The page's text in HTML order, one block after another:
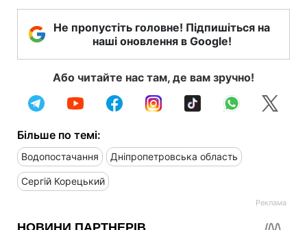
Не пропустіть головне! Підпишіться на
наші оновлення в Google!
Або читайте нас там, де вам зручно!
Більше по темі:
Водопостачання Дніпропетровська область
Сергій Корецький